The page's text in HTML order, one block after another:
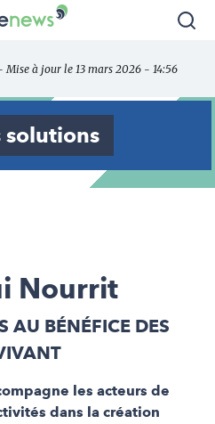
à jour le 13 mars 2026 - 14:56
solutions
Nourrit
AU BÉNÉFICE DES
les acteurs de
dans la création